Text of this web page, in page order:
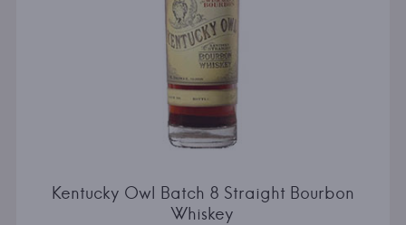
Kentucky Owl Batch 8 Straight Bourbon
Whiskey